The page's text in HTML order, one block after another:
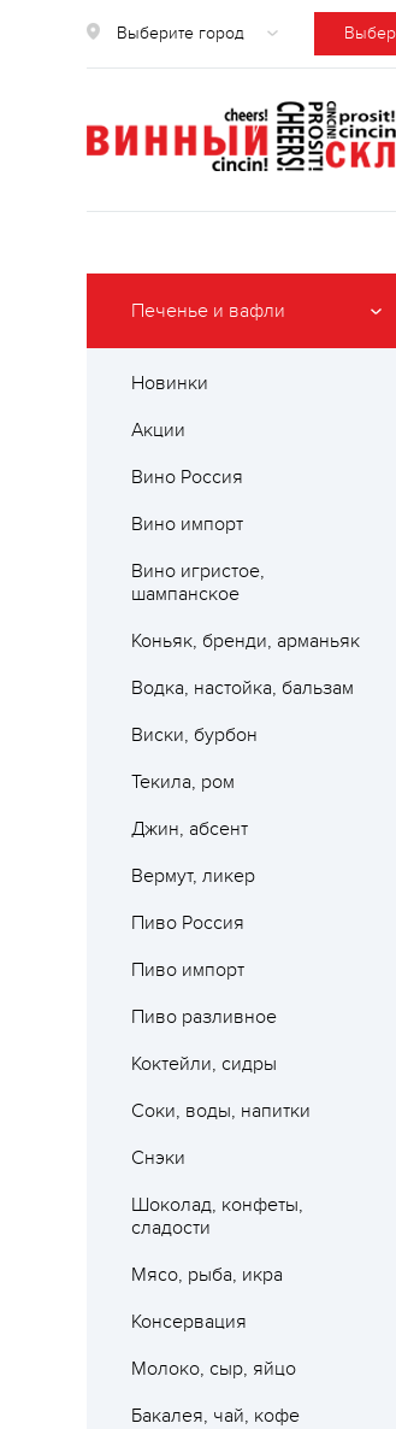
Выберите город
Печенье и вафли
Новинки
Акции
Вино Россия
Вино импорт
Вино игристое,
шампанское
Коньяк, бренди, арманьяк
Водка, настойка, бальзам
Виски, бурбон
Текила, ром
Джин, абсент
Вермут, ликер
Пиво Россия
Пиво импорт
Пиво разливное
Коктейли, сидры
Соки, воды, напитки
Снэки
Шоколад, конфеты,
сладости
Мясо, рыба, икра
Консервация
Молоко, сыр, яйцо
Бакалея, чай, кофе